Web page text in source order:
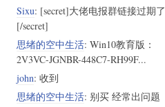
Sixu: [secret]大佬电报群链接过期了
[/secret]
思绪的空中生活: Win10教育版：
2V3VC-JGNBR-448C7-RH99F...
john: 收到
思绪的空中生活: 别买 经常出问题